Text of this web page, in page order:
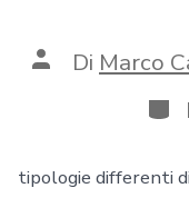
Autore
articolo
Di Marco
tipologie differenti